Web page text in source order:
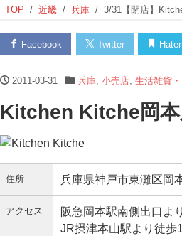
TOP 近畿 兵庫 3/31【閉店】
Facebook Twitter
2011-03-31 兵庫, 小売店, 生活雑貨
Kitchen Kitche岡本
住所 兵庫県神戸市東灘区岡
アクセス
阪急岡本駅南側出口よ
JR摂津本山駅より徒歩